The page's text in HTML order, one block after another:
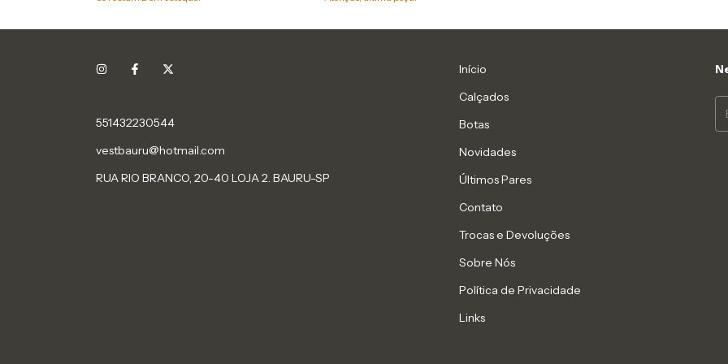
551432230544
vestbauru@hotmail.com
RUA RIO BRANCO, 20-40 LOJA 2. BAURU-SP
Início
Calçados
Botas
Novidades
Últimos Pares
Contato
Trocas e Devoluções
Sobre Nós
Política de Privacidade
Links